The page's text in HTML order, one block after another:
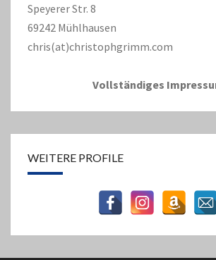
Speyerer Str. 8
69242 Mühlhausen
chris(at)christophgrimm.com
Vollständiges
WEITERE PROFILE